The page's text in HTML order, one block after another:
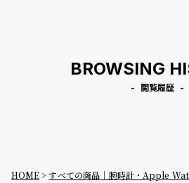
BROWSING
閲覧履歴
HOME すべての商品｜腕時計・Apple